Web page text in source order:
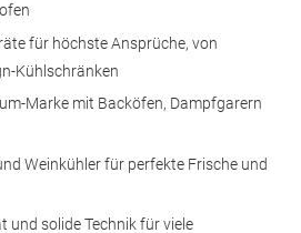
für höchste Ansprüche, von
Kühlschränken
Marke mit Backöfen, Dampfgarern
Weinkühler für perfekte Frische und
und solide Technik für viele